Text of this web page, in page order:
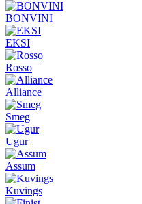
BONVINI
EKSI
Rosso
Alliance
Smeg
Ugur
Assum
Kuvings